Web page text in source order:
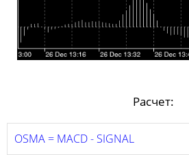
Расчет:
OSMA = MACD - SIGNAL